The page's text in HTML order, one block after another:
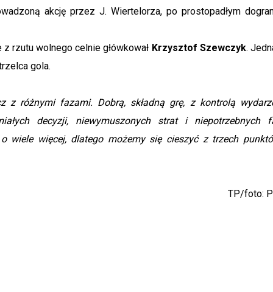
akcję przez J. Wiertelorza, po prostopadłym
rzutu wolnego celnie główkował Krzysztof Szewczyk.
gola.
z różnymi fazami. Dobrą, składną grę, z kontrolą
decyzji, niewymuszonych strat i niepotrzebnych
wiele więcej, dlatego możemy się cieszyć z trzech
TP/foto: